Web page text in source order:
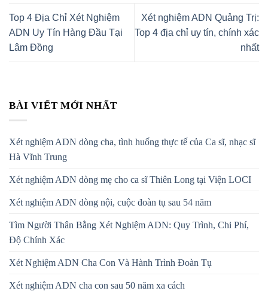
Top 4 Địa Chỉ Xét Nghiệm
ADN Uy Tín Hàng Đầu Tại
Lâm Đồng
Xét nghiệm ADN Quảng Trị:
Top 4 địa chỉ uy tín, chính xác
nhất
BÀI VIẾT MỚI NHẤT
Xét nghiệm ADN dòng cha, tình huống thực tế của Ca sĩ, nhạc sĩ
Hà Vĩnh Trung
Xét nghiệm ADN dòng mẹ cho ca sĩ Thiên Long tại Viện LOCI
Xét nghiệm ADN dòng nội, cuộc đoàn tụ sau 54 năm
Tìm Người Thân Bằng Xét Nghiệm ADN: Quy Trình, Chi Phí,
Độ Chính Xác
Xét Nghiệm ADN Cha Con Và Hành Trình Đoàn Tụ
Xét nghiệm ADN cha con sau 50 năm xa cách